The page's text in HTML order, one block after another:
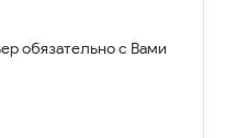
обязательно с Вами